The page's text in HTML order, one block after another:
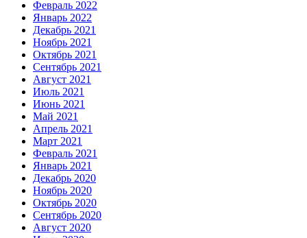
Февраль 2022
Январь 2022
Декабрь 2021
Ноябрь 2021
Октябрь 2021
Сентябрь 2021
Август 2021
Июль 2021
Июнь 2021
Май 2021
Апрель 2021
Март 2021
Февраль 2021
Январь 2021
Декабрь 2020
Ноябрь 2020
Октябрь 2020
Сентябрь 2020
Август 2020